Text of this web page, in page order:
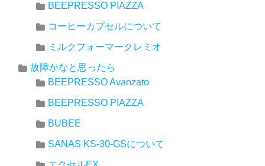
BEEPRESSO PIAZZA
コーヒーカプセルについて
ミルクフォーマークレミオ
故障かなと思ったら
BEEPRESSO Avanzato
BEEPRESSO PIAZZA
BUBEE
SANAS KS-30-GSについて